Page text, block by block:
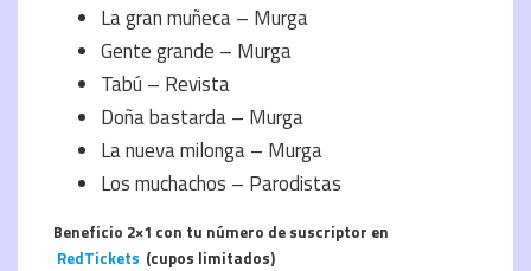
La gran muñeca – Murga
Gente grande – Murga
Tabú – Revista
Doña bastarda – Murga
La nueva milonga – Murga
Los muchachos – Parodistas
Beneficio 2×1 con tu número de suscriptor en
RedTickets (cupos limitados)